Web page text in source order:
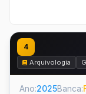
4
Arquivologia
Ano:2025Banca: